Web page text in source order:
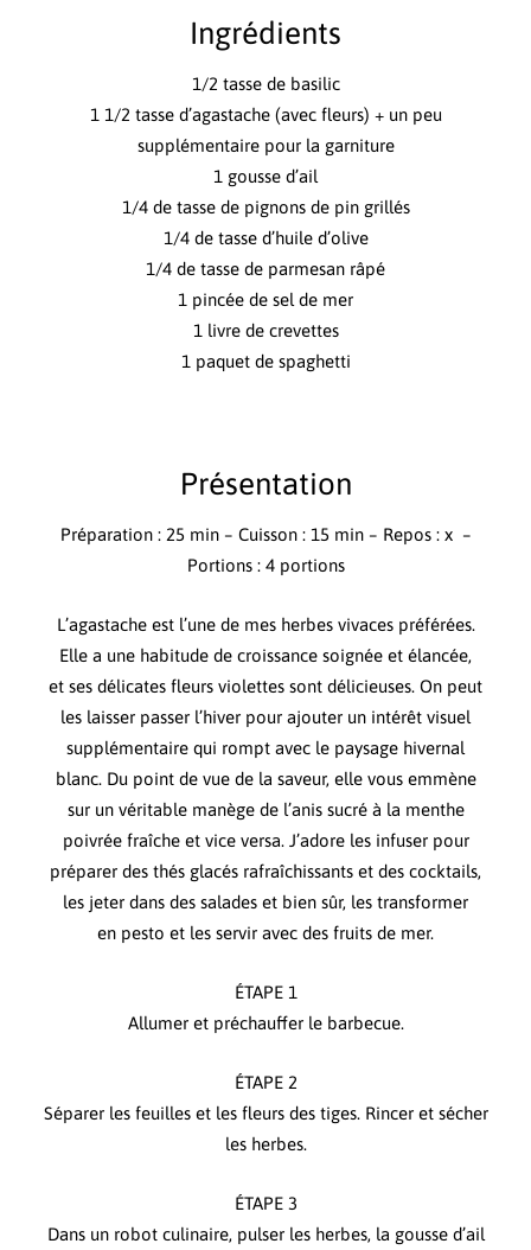
Ingrédients
1/2 tasse de basilic
1 1/2 tasse d’agastache (avec fleurs) + un peu
supplémentaire pour la garniture
1 gousse d’ail
1/4 de tasse de pignons de pin grillés
1/4 de tasse d’huile d’olive
1/4 de tasse de parmesan râpé
1 pincée de sel de mer
1 livre de crevettes
1 paquet de spaghetti
Présentation
Préparation : 25 min – Cuisson : 15 min – Repos : x –
Portions : 4 portions
L’agastache est l’une de mes herbes vivaces préférées.
Elle a une habitude de croissance soignée et élancée,
et ses délicates fleurs violettes sont délicieuses. On peut
les laisser passer l’hiver pour ajouter un intérêt visuel
supplémentaire qui rompt avec le paysage hivernal
blanc. Du point de vue de la saveur, elle vous emmène
sur un véritable manège de l’anis sucré à la menthe
poivrée fraîche et vice versa. J’adore les infuser pour
préparer des thés glacés rafraîchissants et des cocktails,
les jeter dans des salades et bien sûr, les transformer
en pesto et les servir avec des fruits de mer.
ÉTAPE 1
Allumer et préchauffer le barbecue.
ÉTAPE 2
Séparer les feuilles et les fleurs des tiges. Rincer et sécher
les herbes.
ÉTAPE 3
Dans un robot culinaire, pulser les herbes, la gousse d’ail